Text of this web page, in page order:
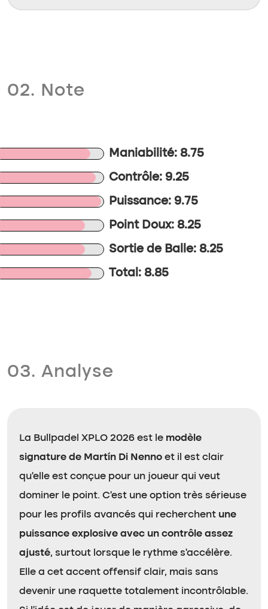
02. Note
Maniabilité: 8.75
Contrôle: 9.25
Puissance: 9.75
Point Doux: 8.25
Sortie de Balle: 8.25
Total: 8.85
03. Analyse
La Bullpadel XPLO 2026 est le modèle
signature de Martín Di Nenno et il est clair
qu’elle est conçue pour un joueur qui veut
dominer le point. C’est une option très sérieuse
pour les profils avancés qui recherchent une
puissance explosive avec un contrôle assez
ajusté, surtout lorsque le rythme s’accélère.
Elle a cet accent offensif clair, mais sans
devenir une raquette totalement incontrôlable.